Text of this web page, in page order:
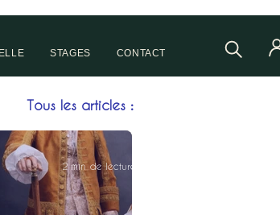
STAGES CONTACT
2 min de lecture
Tous les articles :